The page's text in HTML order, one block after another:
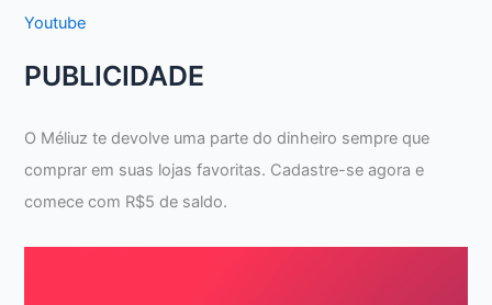
Youtube
PUBLICIDADE
O Méliuz te devolve uma parte do dinheiro sempre que
comprar em suas lojas favoritas. Cadastre-se agora e
comece com R$5 de saldo.